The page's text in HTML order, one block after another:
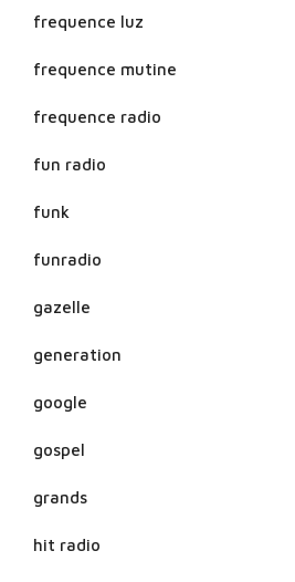
frequence luz
frequence mutine
frequence radio
fun radio
funk
funradio
gazelle
generation
google
gospel
grands
hit radio